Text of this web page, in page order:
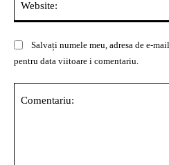
Salvați numele meu, adresa de e-
pentru data viitoare i comentariu.